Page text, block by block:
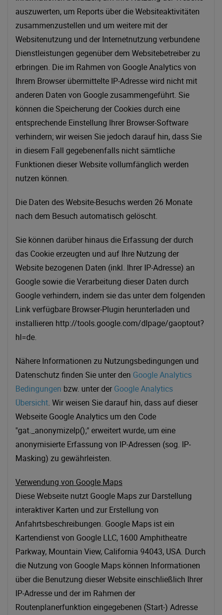
auszuwerten, um Reports über die Websiteaktivitäten
zusammenzustellen und um weitere mit der
Websitenutzung und der Internetnutzung verbundene
Dienstleistungen gegenüber dem Websitebetreiber zu
erbringen. Die im Rahmen von Google Analytics von
Ihrem Browser übermittelte IP-Adresse wird nicht mit
anderen Daten von Google zusammengeführt. Sie
können die Speicherung der Cookies durch eine
entsprechende Einstellung Ihrer Browser-Software
verhindern; wir weisen Sie jedoch darauf hin, dass Sie
in diesem Fall gegebenenfalls nicht sämtliche
Funktionen dieser Website vollumfänglich werden
nutzen können.
Die Daten des Website-Besuchs werden 26 Monate
nach dem Besuch automatisch gelöscht.
Sie können darüber hinaus die Erfassung der durch
das Cookie erzeugten und auf Ihre Nutzung der
Website bezogenen Daten (inkl. Ihrer IP-Adresse) an
Google sowie die Verarbeitung dieser Daten durch
Google verhindern, indem sie das unter dem folgenden
Link verfügbare Browser-Plugin herunterladen und
installieren http://tools.google.com/dlpage/gaoptout?
hl=de.
Nähere Informationen zu Nutzungsbedingungen und
Datenschutz finden Sie unter den Google Analytics
Bedingungen bzw. unter derGoogle Analytics
Übersicht. Wir weisen Sie darauf hin, dass auf dieser
Webseite Google Analytics um den Code
"gat._anonymizeIp();" erweitert wurde, um eine
anonymisierte Erfassung von IP-Adressen (sog. IP-
Masking) zu gewährleisten.
Verwendung von Google Maps
Diese Webseite nutzt Google Maps zur Darstellung
interaktiver Karten und zur Erstellung von
Anfahrtsbeschreibungen. Google Maps ist ein
Kartendienst von Google LLC, 1600 Amphitheatre
Parkway, Mountain View, California 94043, USA. Durch
die Nutzung von Google Maps können Informationen
über die Benutzung dieser Website einschließlich Ihrer
IP-Adresse und der im Rahmen der
Routenplanerfunktion eingegebenen (Start-) Adresse